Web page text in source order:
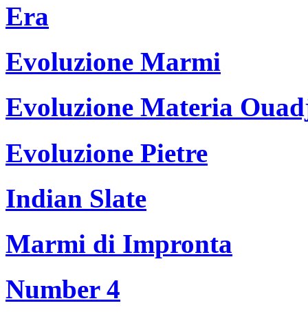
Era
Evoluzione Marmi
Evoluzione Materia
Evoluzione Pietre
Indian Slate
Marmi di Impronta
Number 4